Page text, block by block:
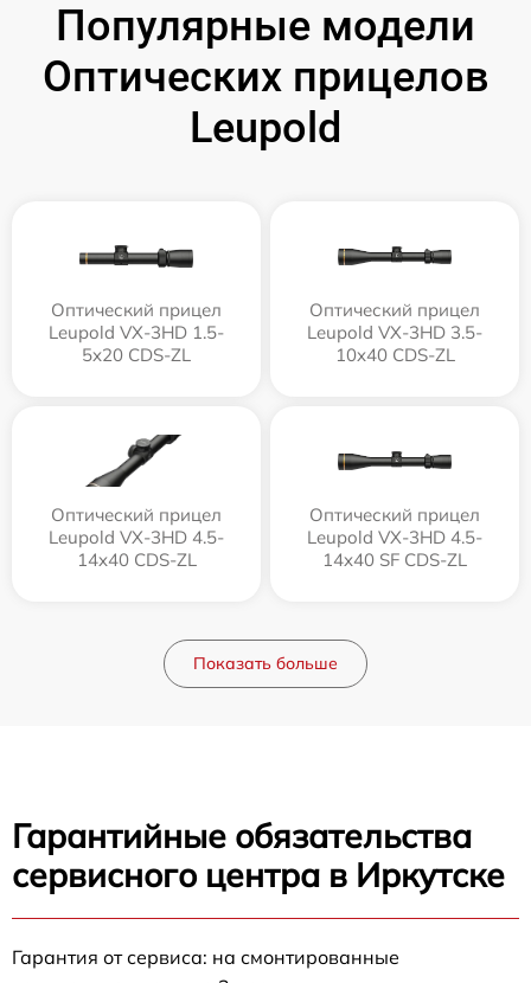
Популярные модели
Оптических прицелов
Leupold
Оптический прицел
Leupold VX-3HD 1.5-
5x20 CDS-ZL
Оптический прицел
Leupold VX-3HD 3.5-
10x40 CDS-ZL
Оптический прицел
Leupold VX-3HD 4.5-
14x40 CDS-ZL
Оптический прицел
Leupold VX-3HD 4.5-
14x40 SF CDS-ZL
Показать больше
Гарантийные обязательства
сервисного центра в Иркутске
Гарантия от сервиса: на смонтированные